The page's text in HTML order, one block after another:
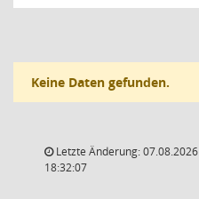
Keine Daten gefunden.
Letzte Änderung: 07.08.2026
18:32:07